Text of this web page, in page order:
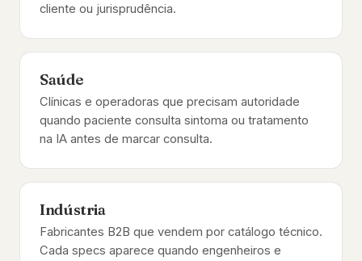
cliente ou jurisprudência.
Saúde
Clínicas e operadoras que precisam autoridade
quando paciente consulta sintoma ou tratamento
na IA antes de marcar consulta.
Indústria
Fabricantes B2B que vendem por catálogo técnico.
Cada specs aparece quando engenheiros e